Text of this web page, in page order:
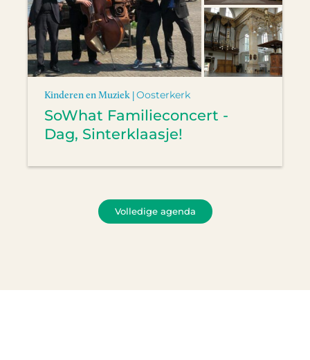
Kinderen en Muziek |Oosterkerk
SoWhat Familieconcert -
Dag, Sinterklaasje!
Volledige agenda